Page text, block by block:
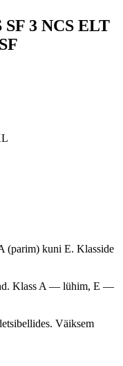
3 NCS ELT
(parim) kuni E. Klasside
Klass A — lühim, E —
Väiksem